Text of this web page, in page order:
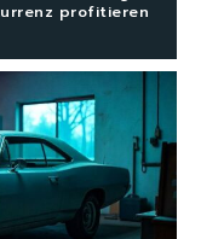
profitieren